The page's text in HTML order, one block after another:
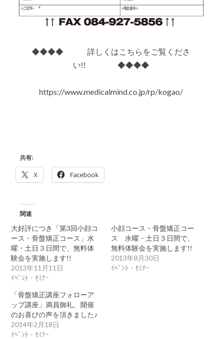
◆◆◆◆ 詳しくはこちらをご覧くださ
い!! ◆◆◆◆
https://www.medicalmind.co.jp/rp/kogao/
共有:
X Facebook
関連
大好評につき「第3回小顔コ
ース・骨盤矯正コース」水
曜・土日３日間で、無料体
験会を実施します!!
2013年11月11日
ｲﾍﾞﾝﾄ・ｾﾐﾅｰ
小顔コース・骨盤矯正コー
ス 水曜・土日３日間で、
無料体験会を実施します!!
2013年8月30日
ｲﾍﾞﾝﾄ・ｾﾐﾅｰ
「骨盤矯正講座フォローア
ップ講座」満員御礼、開催
のお喜びの声を頂きました♪
2014年2月18日
ｲﾍﾞﾝﾄ・ｾﾐﾅｰ